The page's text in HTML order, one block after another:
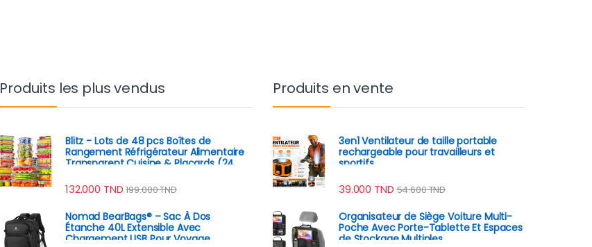
Produits les plus vendus
Blitz - Lots de 48 pcs Boîtes de
Rangement Réfrigérateur Alimentaire
Transparent Cuisine & Placards (24
132.000 TND 199.000TND
Nomad BearBags® – Sac À Dos
Étanche 40L Extensible Avec
Chargement USB Pour Voyage
Produits en vente
3en1 Ventilateur de taille portable
rechargeable pour travailleurs et
sportifs
39.000 TND 54.600TND
Organisateur de Siège Voiture Multi-
Poche Avec Porte-Tablette Et Espaces
de Stockage Multiples